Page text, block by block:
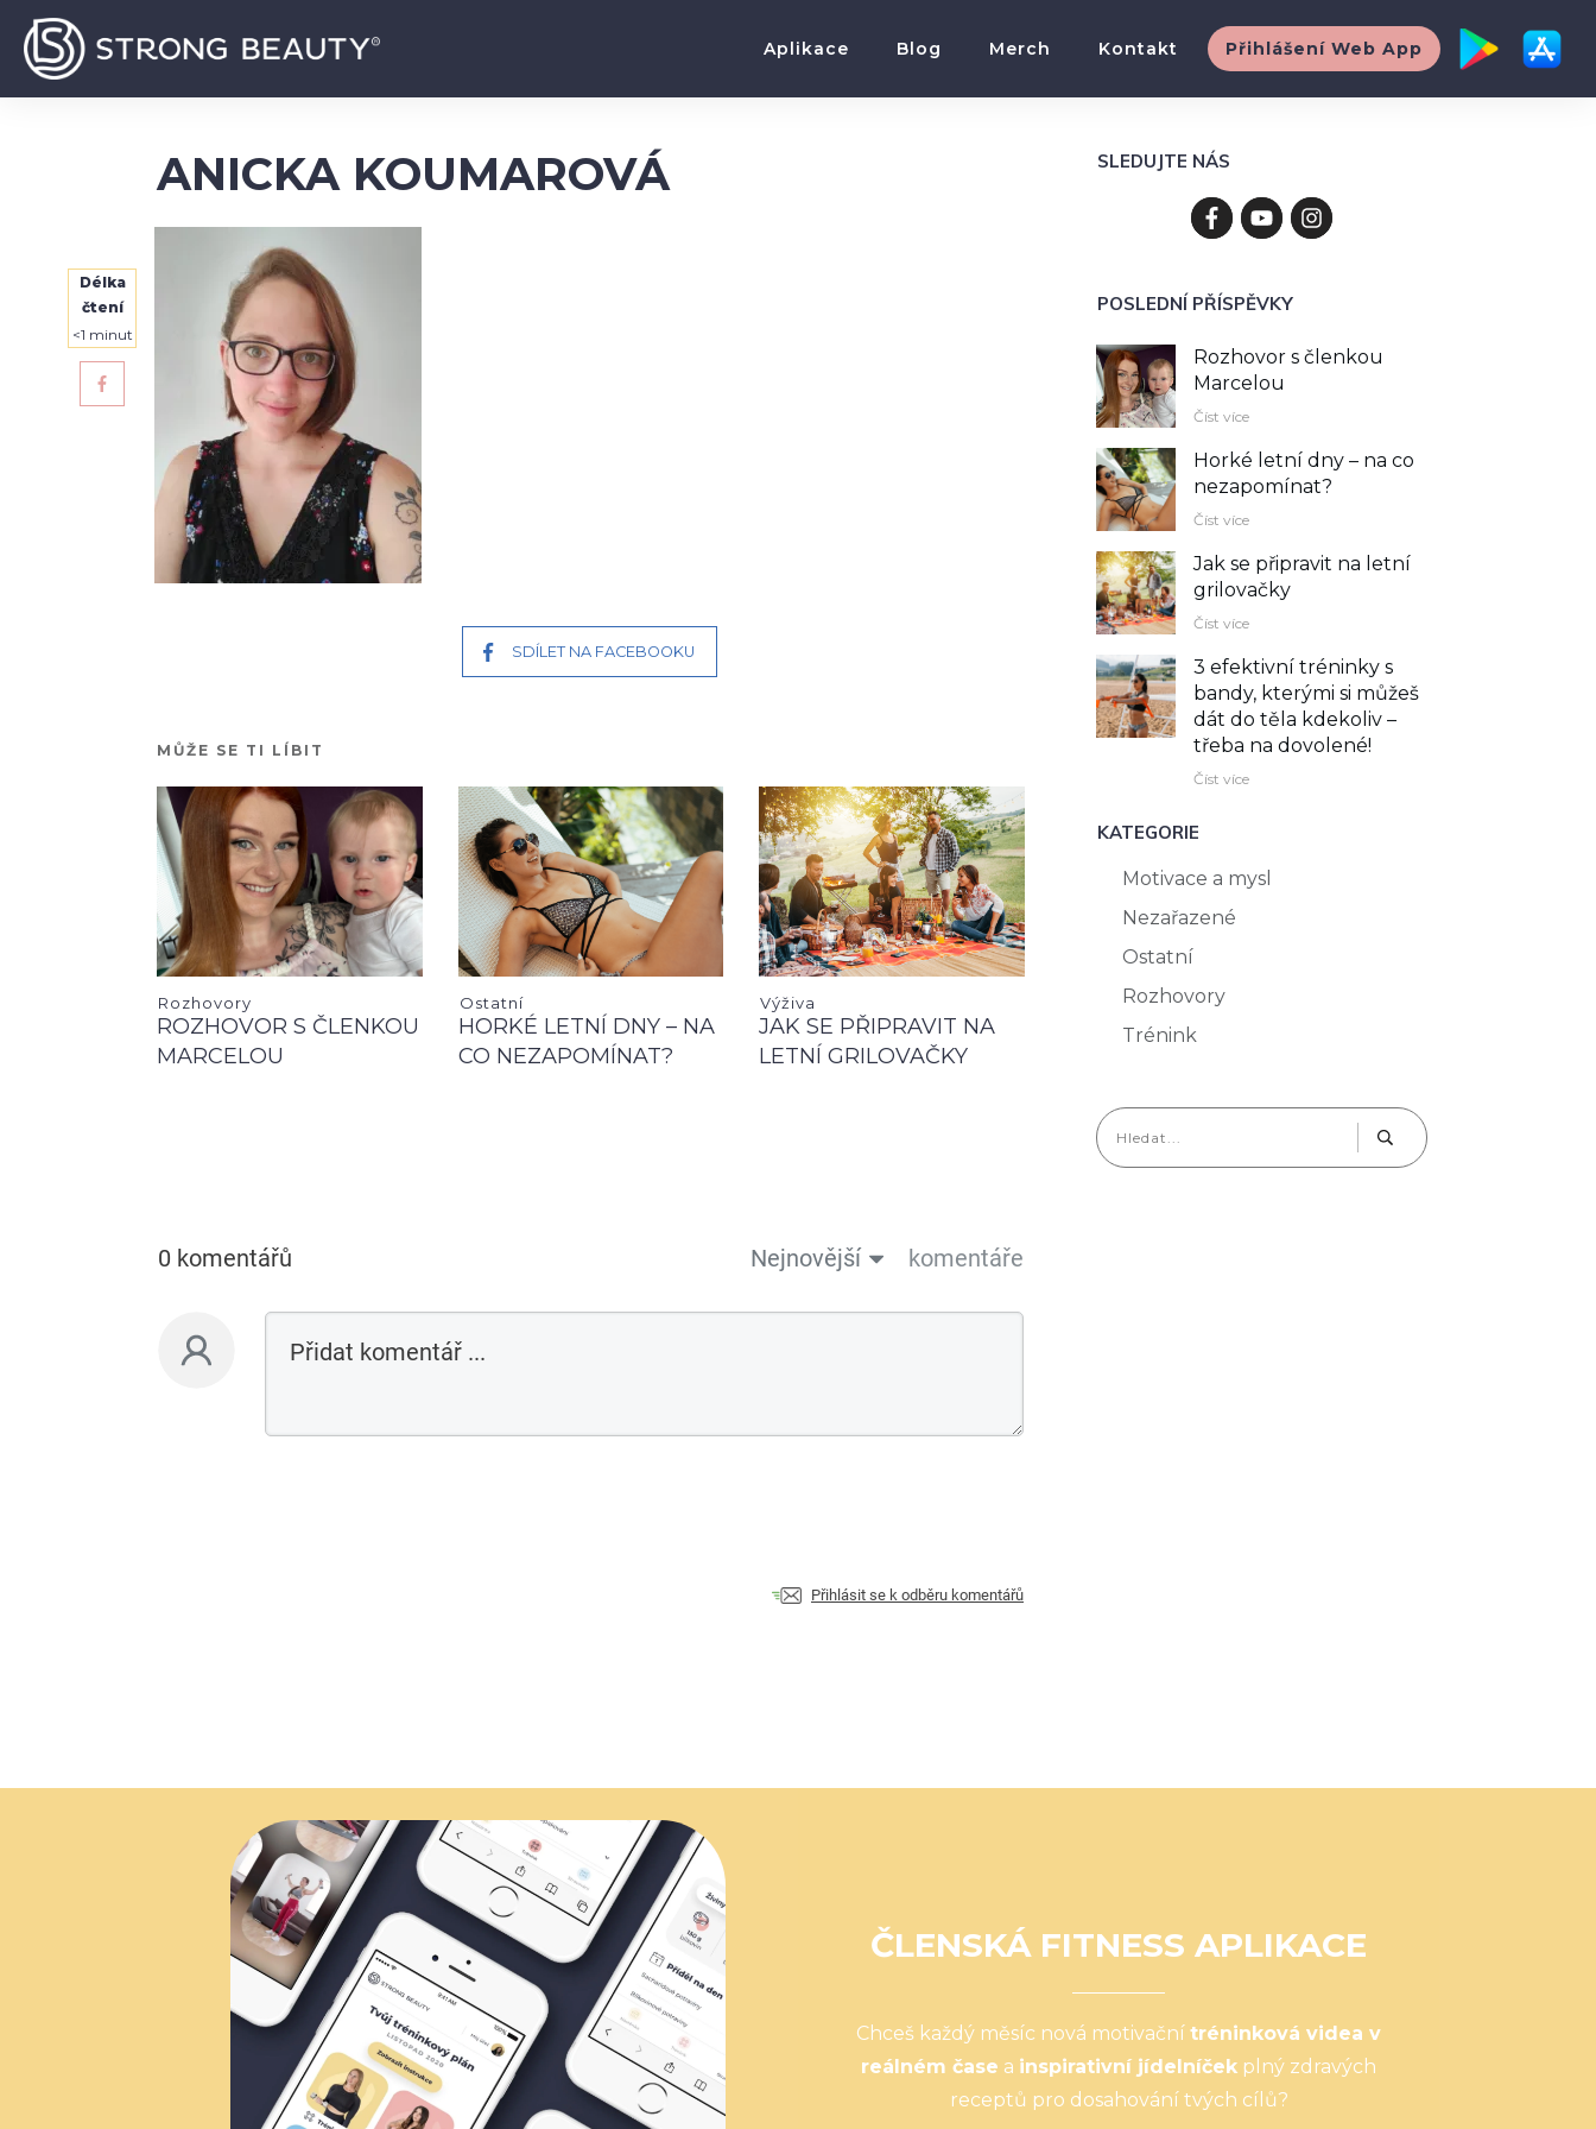
Aplikace Blog Merch Kontakt Přihlášení Web App
ANICKA KOUMAROVÁ
Délka
čtení
<1 minut
SDÍLET NA FACEBOOKU
MŮŽE SE TI LÍBIT
Rozhovory
ROZHOVOR S ČLENKOU
MARCELOU
Ostatní
HORKÉ LETNÍ DNY – NA
CO NEZAPOMÍNAT?
Výživa
JAK SE PŘIPRAVIT NA
LETNÍ GRILOVAČKY
0 komentářů Nejnovější komentáře
Přihlásit se k odběru komentářů
SLEDUJTE NÁS
POSLEDNÍ PŘÍSPĚVKY
Rozhovor s členkou
Marcelou
Číst více
Horké letní dny – na co
nezapomínat?
Číst více
Jak se připravit na letní
grilovačky
Číst více
3 efektivní tréninky s
bandy, kterými si můžeš
dát do těla kdekoliv –⁠
třeba na dovolené!
Číst více
KATEGORIE
Motivace a mysl
Nezařazené
Ostatní
Rozhovory
Trénink
ČLENSKÁ FITNESS APLIKACE
Chceš každý měsíc nová motivační tréninková videa v
reálném čase a inspirativní jídelníček plný zdravých
receptů pro dosahování tvých cílů?